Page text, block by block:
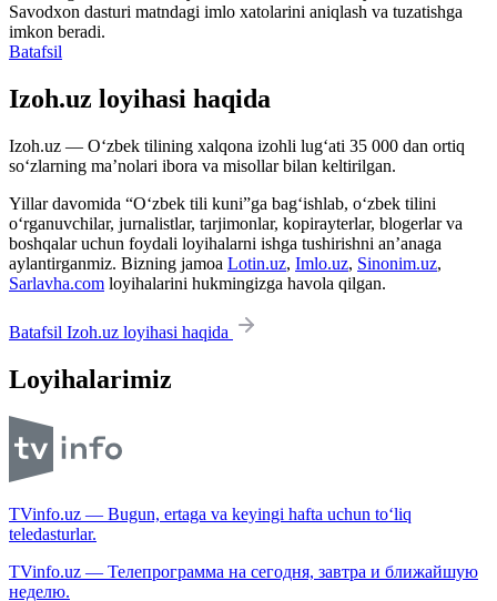
Savodxon dasturi matndagi imlo xatolarini aniqlash va tuzatishga
imkon beradi.
Batafsil
Izoh.uz loyihasi haqida
Izoh.uz — O‘zbek tilining xalqona izohli lug‘ati 35 000 dan ortiq
so‘zlarning ma’nolari ibora va misollar bilan keltirilgan.
Yillar davomida “O‘zbek tili kuni”ga bag‘ishlab, o‘zbek tilini
o‘rganuvchilar, jurnalistlar, tarjimonlar, kopirayterlar, blogerlar va
boshqalar uchun foydali loyihalarni ishga tushirishni an’anaga
aylantirganmiz. Bizning jamoa Lotin.uz, Imlo.uz, Sinonim.uz,
Sarlavha.com loyihalarini hukmingizga havola qilgan.
Batafsil Izoh.uz loyihasi haqida
Loyihalarimiz
TVinfo.uz — Bugun, ertaga va keyingi hafta uchun to‘liq
teledasturlar.
TVinfo.uz — Телепрограмма на сегодня, завтра и ближайшую
неделю.